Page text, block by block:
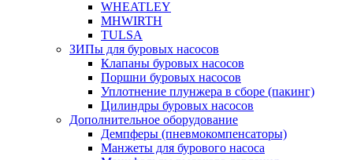
WHEATLEY
MHWIRTH
TULSA
ЗИПы для буровых насосов
Клапаны буровых насосов
Поршни буровых насосов
Уплотнение плунжера в сборе (пакинг)
Цилиндры буровых насосов
Дополнительное оборудование
Демпферы (пневмокомпенсаторы)
Манжеты для бурового насоса